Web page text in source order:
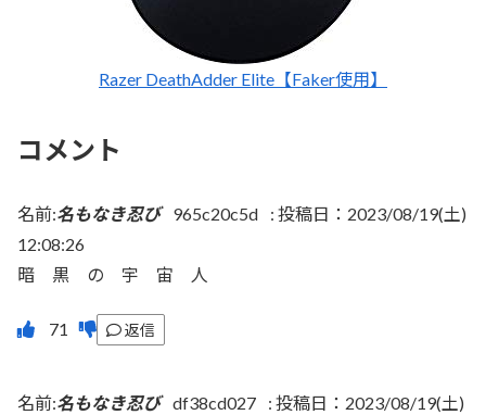
Razer DeathAdder Elite【Faker使用】
コメント
名前:名もなき忍び 965c20c5d : 投稿日：2023/08/19(土)
12:08:26
暗 黒 の 宇 宙 人
返信
名前:名もなき忍び df38cd027 : 投稿日：2023/08/19(土)